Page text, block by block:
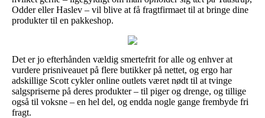
Odder eller Haslev – vil blive at få fragtfirmaet til at bringe dine
produkter til en pakkeshop.
Det er jo efterhånden vældig smertefrit for alle og enhver at
vurdere prisniveauet på flere butikker på nettet, og ergo har
adskillige Scott cykler online outlets været nødt til at tvinge
salgspriserne på deres produkter – til piger og drenge, og tillige
også til voksne – en hel del, og endda nogle gange frembyde fri
fragt.